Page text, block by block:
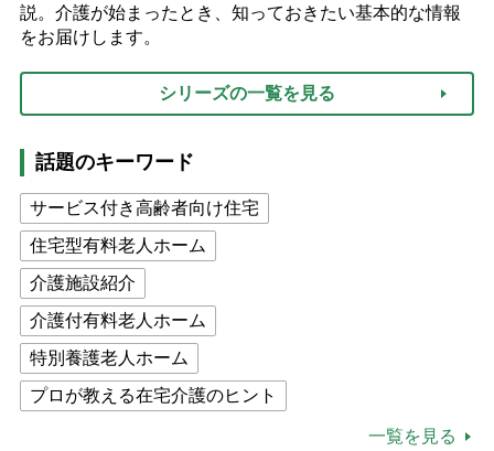
説。介護が始まったとき、知っておきたい基本的な情報
をお届けします。
シリーズの一覧を見る
話題のキーワード
サービス付き高齢者向け住宅
住宅型有料老人ホーム
介護施設紹介
介護付有料老人ホーム
特別養護老人ホーム
プロが教える在宅介護のヒント
一覧を見る